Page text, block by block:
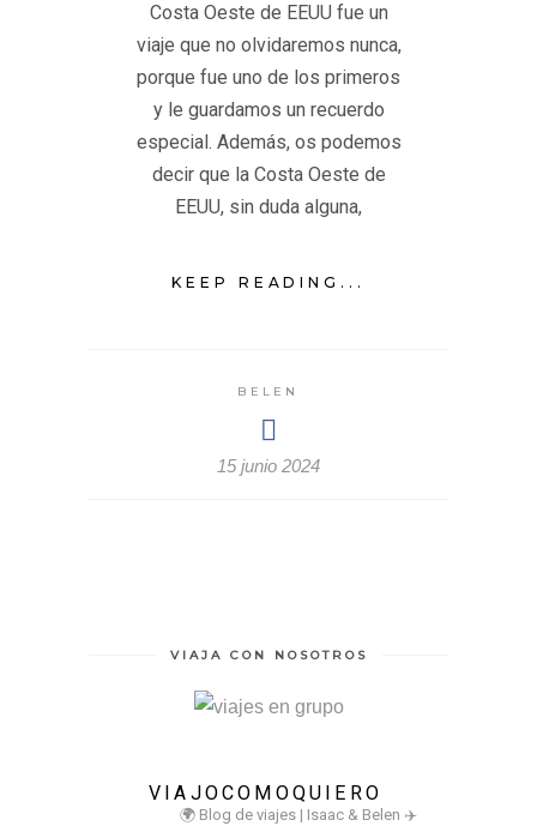
Costa Oeste de EEUU fue un
viaje que no olvidaremos nunca,
porque fue uno de los primeros
y le guardamos un recuerdo
especial. Además, os podemos
decir que la Costa Oeste de
EEUU, sin duda alguna,
KEEP READING...
BELEN
15 junio 2024
VIAJA CON NOSOTROS
VIAJOCOMOQUIERO
🌍 Blog de viajes | Isaac & Belen ✈️